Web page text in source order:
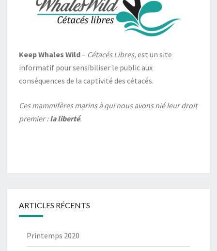
Keep Whales Wild– Cétacés Libres,est un site
informatif pour sensibiliser le public aux
conséquences de la captivité des cétacés.
Ces mammifères marins à qui nous avons nié leur droit
premier :la liberté.
ARTICLES RÉCENTS
Printemps 2020